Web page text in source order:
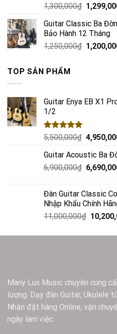
1,300,000₫
Guitar Classic Ba
Bảo Hành 12 Tháng
1,250,000₫
TOP SẢN PHẨM
Guitar Enya EB X1
1/2
Rated5.00
5,500,000₫
Guitar Acoustic Ba
6,900,000₫
Đàn Guitar Classic
Nhập Khẩu Chính
11,000,000₫
Many Lux Music chuyên cung
lượng. Dạy đàn Guitar, Ukulele
Nhận đặt hàng Online, vận
ngày làm việc.